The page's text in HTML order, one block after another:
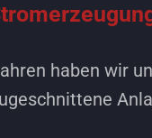
haben wir